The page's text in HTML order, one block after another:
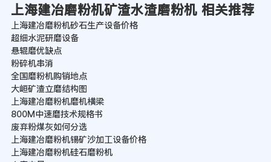
上海建冶磨粉机矿渣水渣磨粉机 相关推荐
上海建冶磨粉机砂石生产设备价格
超细水泥研磨设备
悬辊磨优缺点
粉碎机串消
全国磨粉机购销地点
大峘矿渣立磨结构图
上海建冶磨粉机磨机横梁
800M中速磨技术规格书
废弃粉煤灰如何分选
上海建冶磨粉机锡矿沙加工设备价格
上海建冶磨粉机硅石磨粉机